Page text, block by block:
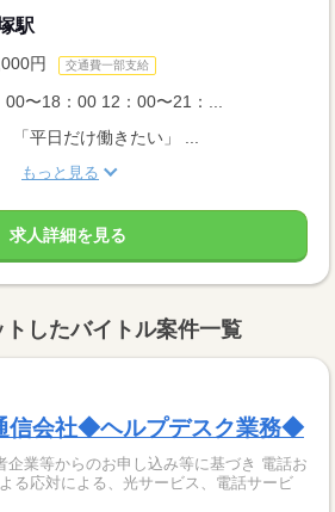
駅
円 交通費一部支給
〜18：00 12：00〜21：...
「平日だけ働きたい」 ...
もっと見る
求人詳細を見る
したバイトル案件一覧
信会社◆ヘルプデスク業務◆
企業等からのお申し込み等に基づき 電話お
る応対による、光サービス、電話サービ